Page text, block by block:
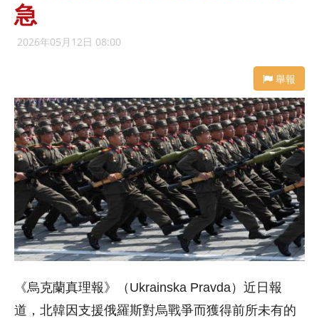
急
2026年05月12日 08:00
舉報
《烏克蘭真理報》（Ukrainska Pravda）近日報
道，北韓因支援俄羅斯對烏戰爭而獲得前所未有的